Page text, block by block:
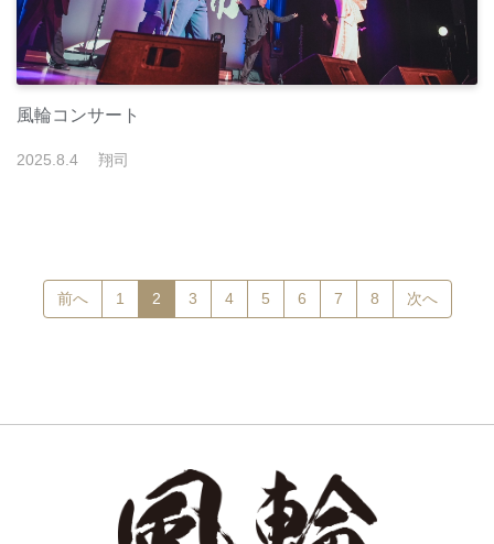
風輪コンサート
2025 8 4 翔司
前へ 1 2(current)
3 4 5 6 7 8 次へ